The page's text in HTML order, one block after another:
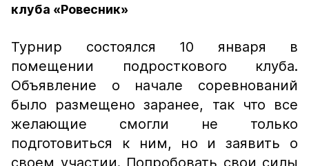
клуба «Ровесник»
Турнир состоялся 10 января в
помещении подросткового клуба.
Объявление о начале соревнований
было размещено заранее, так что все
желающие смогли не только
подготовиться к ним, но и заявить о
своем участии. Попробовать свои силы